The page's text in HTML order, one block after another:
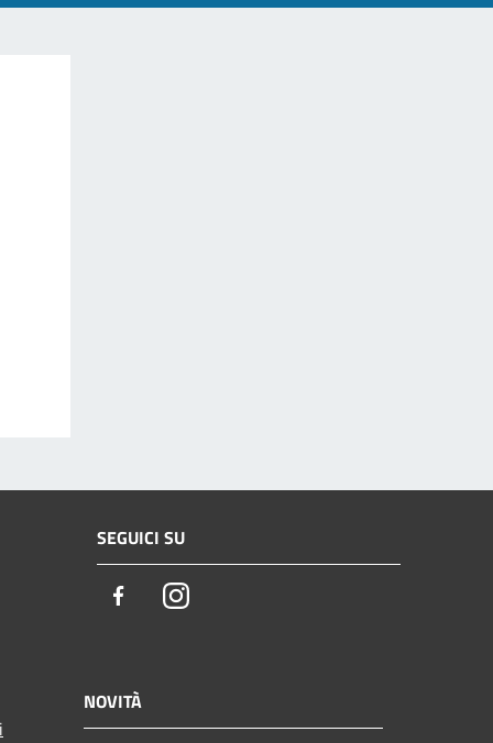
SEGUICI SU
FacebookInstagram
NOVITÀ